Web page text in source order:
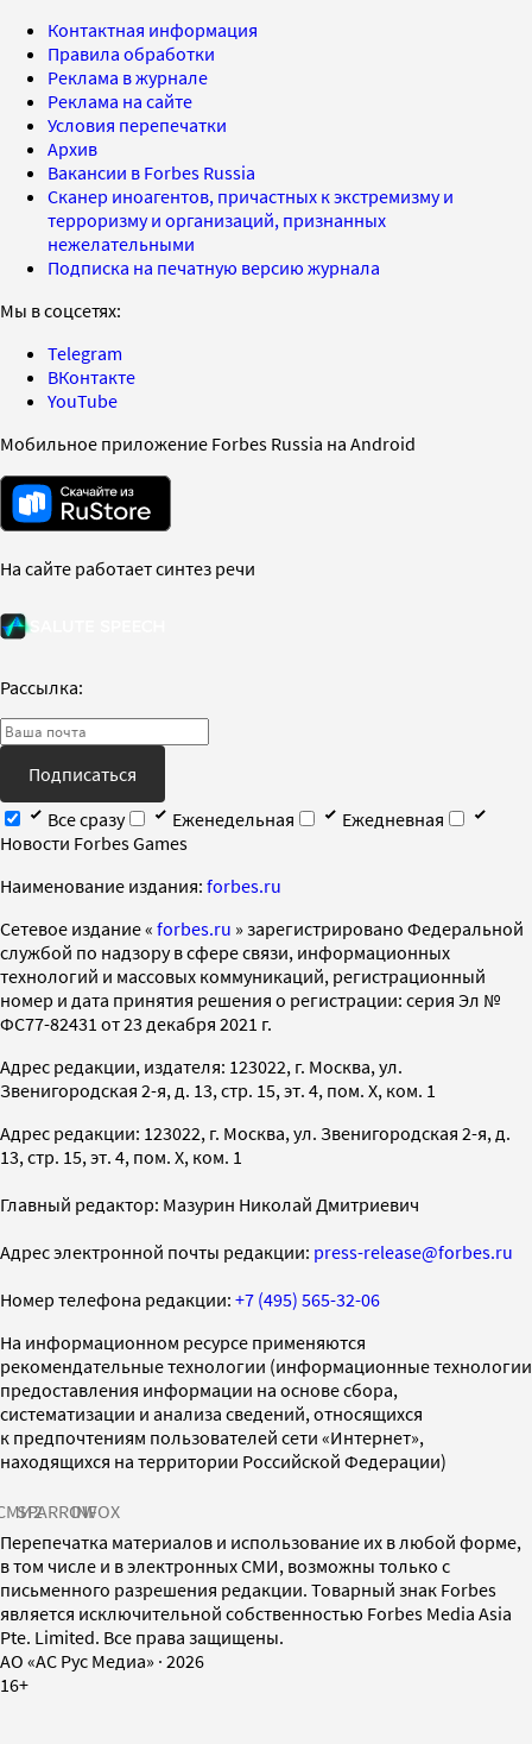
Контактная информация
Правила обработки
Реклама в журнале
Реклама на сайте
Условия перепечатки
Архив
Вакансии в Forbes Russia
Сканер иноагентов, причастных к экстремизму и
терроризму и организаций, признанных
нежелательными
Подписка на печатную версию журнала
Мы в соцсетях:
Telegram
ВКонтакте
YouTube
Мобильное приложение Forbes Russia на Android
На сайте работает синтез речи
Рассылка:
Подписаться
Все сразу
Еженедельная
Ежедневная
Новости Forbes Games
Наименование издания: forbes.ru
Cетевое издание « forbes.ru » зарегистрировано Федеральной
службой по надзору в сфере связи, информационных
технологий и массовых коммуникаций, регистрационный
номер и дата принятия решения о регистрации: серия Эл №
ФС77-82431 от 23 декабря 2021 г.
Адрес редакции, издателя: 123022, г. Москва, ул.
Звенигородская 2-я, д. 13, стр. 15, эт. 4, пом. X, ком. 1
Адрес редакции: 123022, г. Москва, ул. Звенигородская 2-я, д.
13, стр. 15, эт. 4, пом. X, ком. 1
Главный редактор: Мазурин Николай Дмитриевич
Адрес электронной почты редакции: press-release@forbes.ru
Номер телефона редакции: +7 (495) 565-32-06
На информационном ресурсе применяются
рекомендательные технологии (информационные технологии
предоставления информации на основе сбора,
систематизации и анализа сведений, относящихся
к предпочтениям пользователей сети «Интернет»,
находящихся на территории Российской Федерации)
SPARROWINFOX
Перепечатка материалов и использование их в любой форме,
в том числе и в электронных СМИ, возможны только с
письменного разрешения редакции. Товарный знак Forbes
является исключительной собственностью Forbes Media Asia
Pte. Limited. Все права защищены.
AO «АС Рус Медиа» · 2026
16+